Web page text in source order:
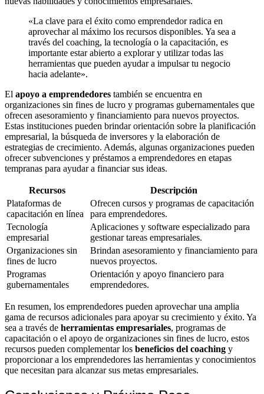
«La clave para el éxito como emprendedor radica en
aprovechar al máximo los recursos disponibles. Ya sea a
través del coaching, la tecnología o la capacitación, es
importante estar abierto a explorar y utilizar todas las
herramientas que pueden ayudar a impulsar tu negocio
hacia adelante».
El apoyo a emprendedores también se encuentra en
organizaciones sin fines de lucro y programas gubernamentales que
ofrecen asesoramiento y financiamiento para nuevos proyectos.
Estas instituciones pueden brindar orientación sobre la planificación
empresarial, la búsqueda de inversores y la elaboración de
estrategias de crecimiento. Además, algunas organizaciones pueden
ofrecer subvenciones y préstamos a emprendedores en etapas
tempranas para ayudar a financiar sus ideas.
Recursos
Descripción
Plataformas de
capacitación en línea
Ofrecen cursos y programas de capacitación
para emprendedores.
Tecnología
empresarial
Aplicaciones y software especializado para
gestionar tareas empresariales.
Organizaciones sin
fines de lucro
Brindan asesoramiento y financiamiento para
nuevos proyectos.
Programas
gubernamentales
Orientación y apoyo financiero para
emprendedores.
En resumen, los emprendedores pueden aprovechar una amplia
gama de recursos adicionales para apoyar su crecimiento y éxito. Ya
sea a través de herramientas empresariales, programas de
capacitación o el apoyo de organizaciones sin fines de lucro, estos
recursos pueden complementar los beneficios del coaching y
proporcionar a los emprendedores las herramientas y conocimientos
que necesitan para alcanzar sus metas empresariales.